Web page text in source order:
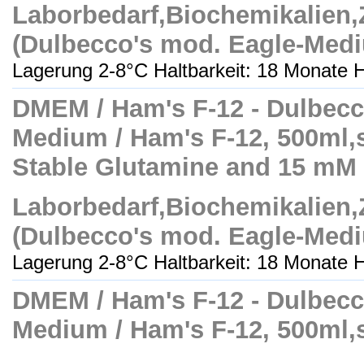
(Dulbecco's mod. Eagle-
Lagerung 2-8°C Haltbarkeit: 18 Monate
DMEM / Ham's F-12 -
Medium / Ham's F-12,
Stable Glutamine and 15 mM
(Dulbecco's mod. Eagle-
Lagerung 2-8°C Haltbarkeit: 18 Monate
DMEM / Ham's F-12 -
Medium / Ham's F-12,